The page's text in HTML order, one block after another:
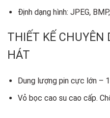
Định dạng hình: JPEG,
THIẾT KẾ CHUYÊN
HÁT
Dung lượng pin cực lớn –
Vỏ bọc cao su cao cấp.